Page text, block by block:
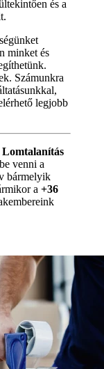
és a
minket és
Számunkra
legjobb
Lomtalanítás
venni a
bármelyik
a +36